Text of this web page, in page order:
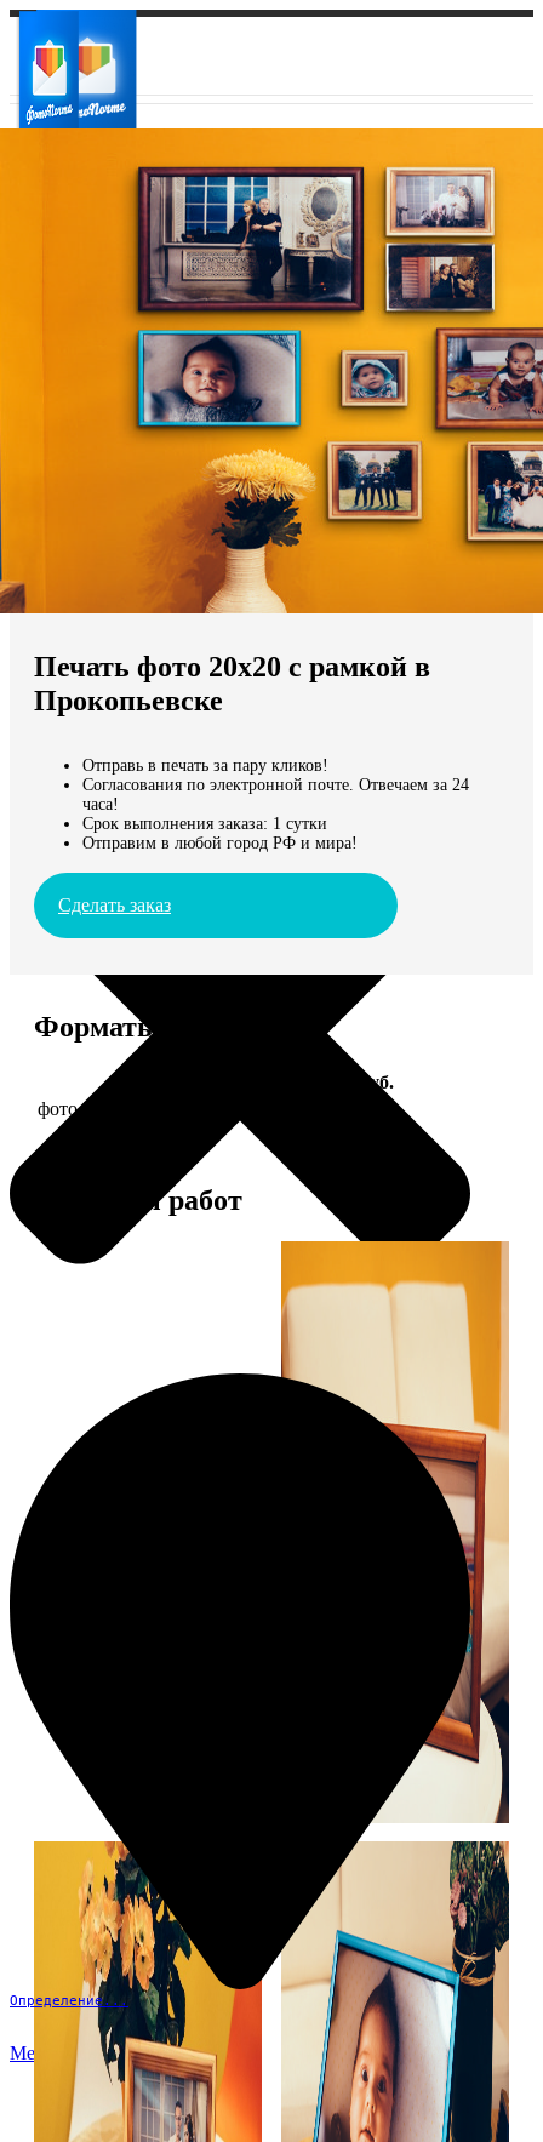
Ваш регион доставки
Выберите из списка:
Мы доставляем по всему миру
Продолжить без города
Определение...
Меню
Печать фото 20х20 с рамкой в
Прокопьевске
Отправь в печать за пару кликов!
Согласования по электронной почте. Отвечаем за 24
часа!
Срок выполнения заказа: 1 сутки
Отправим в любой город РФ и мира!
Сделать заказ
Форматы и цены
Цена, руб.
фото 20х20 в деревянной рамке
Примеры работ